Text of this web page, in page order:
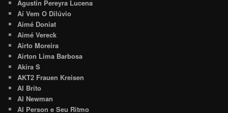
Agustin Pereyra Lucena
Aí Vem O Dilúvio
Aimé Doniat
Aimé Vereck
Airto Moreira
Airton Lima Barbosa
Akira S
AKT2 Frauen Kreisen
Al Brito
Al Newman
Al Person e Seu Ritmo